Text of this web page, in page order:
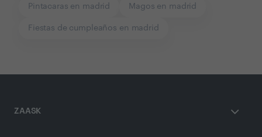
Pintacaras en madrid Magos en madrid
Fiestas de cumpleaños en madrid
ZAASK